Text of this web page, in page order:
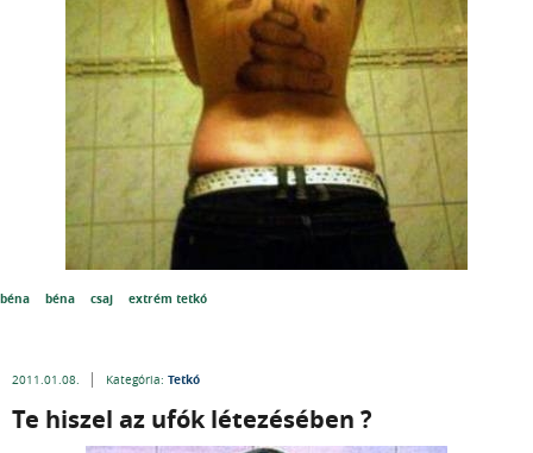
béna béna csaj extrém tetkó
2011.01.08. Kategória: Tetkó
Te hiszel az ufók létezésében ?